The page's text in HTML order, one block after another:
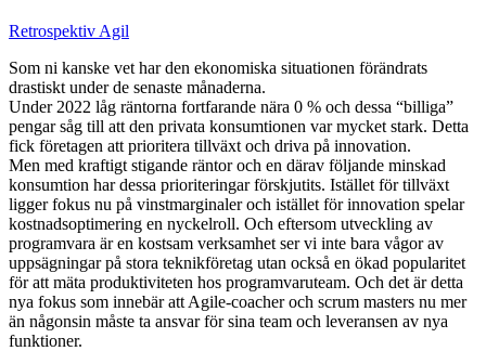
Retrospektiv Agil
Som ni kanske vet har den ekonomiska situationen förändrats
drastiskt under de senaste månaderna.
Under 2022 låg räntorna fortfarande nära 0 % och dessa “billiga”
pengar såg till att den privata konsumtionen var mycket stark. Detta
fick företagen att prioritera tillväxt och driva på innovation.
Men med kraftigt stigande räntor och en därav följande minskad
konsumtion har dessa prioriteringar förskjutits. Istället för tillväxt
ligger fokus nu på vinstmarginaler och istället för innovation spelar
kostnadsoptimering en nyckelroll. Och eftersom utveckling av
programvara är en kostsam verksamhet ser vi inte bara vågor av
uppsägningar på stora teknikföretag utan också en ökad popularitet
för att mäta produktiviteten hos programvaruteam. Och det är detta
nya fokus som innebär att Agile-coacher och scrum masters nu mer
än någonsin måste ta ansvar för sina team och leveransen av nya
funktioner.